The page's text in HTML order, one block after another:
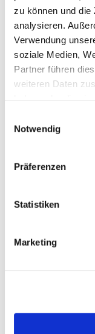
zu können und die
analysieren.
Verwendung
soziale Medien,
Partner führen
weiteren Daten
Notwendig
Präferenzen
Statistiken
Marketing
Nutzen Sie die
Ihrer
zusammen mit
Internetseite